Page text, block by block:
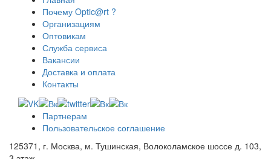
Почему Optic@rt ?
Организациям
Оптовикам
Служба сервиса
Вакансии
Доставка и оплата
Контакты
Партнерам
Пользовательское соглашение
125371, г. Москва, м. Тушинская, Волоколамское шоссе д. 103,